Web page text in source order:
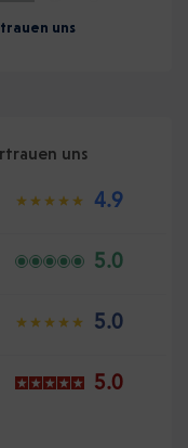
uns
uns
4.9
5.0
5.0
5.0